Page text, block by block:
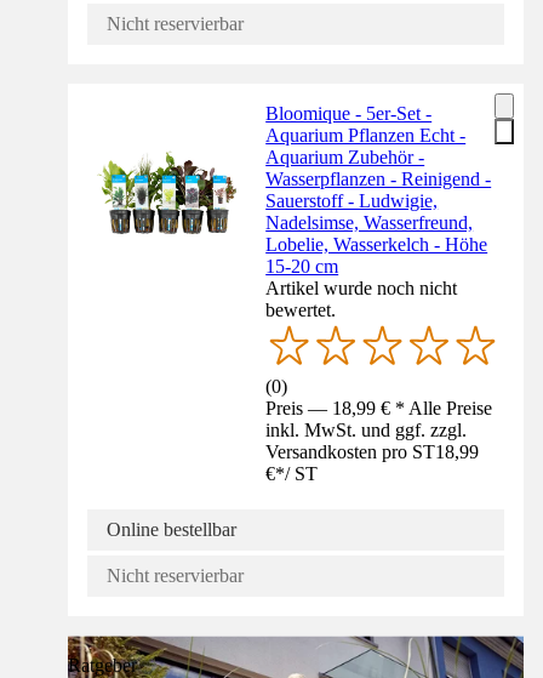
Nicht reservierbar
Bloomique - 5er-Set -
Aquarium Pflanzen Echt -
Aquarium Zubehör -
Wasserpflanzen - Reinigend -
Sauerstoff - Ludwigie,
Nadelsimse, Wasserfreund,
Lobelie, Wasserkelch - Höhe
15-20 cm
Artikel wurde noch nicht
bewertet.
(0)
Preis — 18,99 € * Alle Preise
inkl. MwSt. und ggf. zzgl.
Versandkosten pro ST18,99
€*/ ST
Online bestellbar
Nicht reservierbar
Ratgeber